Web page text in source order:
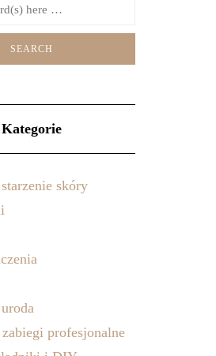
Kategorie
skóry
profesjonalne